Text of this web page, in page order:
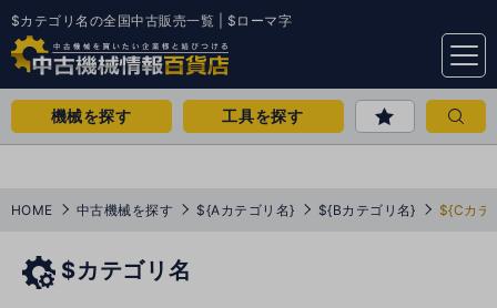
$カテゴリ名の全国中古販売一覧 | $ローマ字
menu
機械を探す 工具を探す
HOME 中古機械を探す ${Aカテゴリ名} ${Bカテゴリ名} ${Cカテ
$カテゴリ名